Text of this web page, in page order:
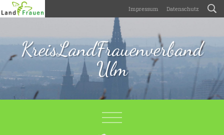
Impressum Datenschutz
KreisLandFrauenverband
Ulm